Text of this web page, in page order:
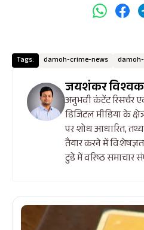
Tags: damoh-crime-news
जयशंकर
अनुभवी कंटेंट
डिजिटल मीडिया के
पर शोध आधारित,
तैयार करने में
टुडे में वरिष्ठ समाचार